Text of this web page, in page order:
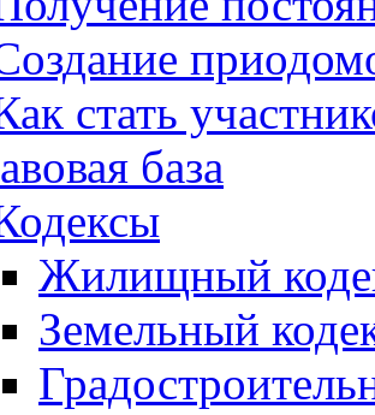
стать
база
Жилищный
Земельный